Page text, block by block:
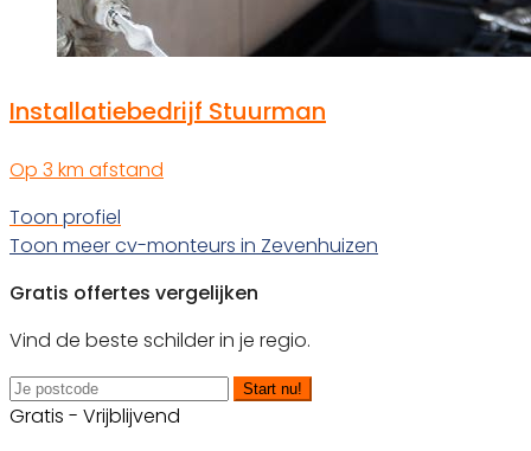
Installatiebedrijf Stuurman
Op 3 km afstand
Toon profiel
Toon meer cv-monteurs in Zevenhuizen
Gratis offertes vergelijken
Vind de beste schilder in je regio.
Start nu!
Gratis - Vrijblijvend